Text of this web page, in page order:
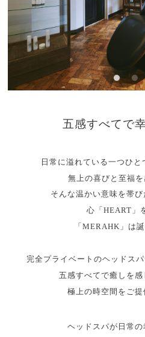
五感すべてで
日常に溢れている一つひと
無上の喜びと至福
そんな温かい意味を帯
心「HEART」
「MERAHK」は
完全プライベートのヘッドス
五感すべてで癒しを感
極上の時空間をご提
ヘッドスパが日常の